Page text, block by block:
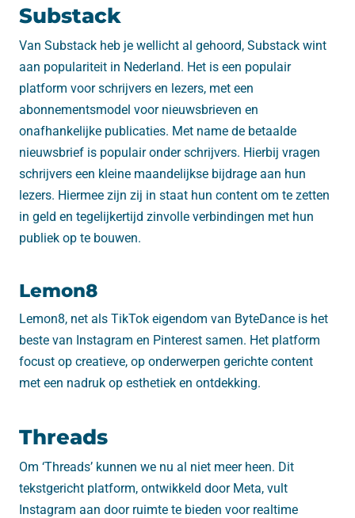
Substack
Van Substack heb je wellicht al gehoord, Substack wint
aan populariteit in Nederland. Het is een populair
platform voor schrijvers en lezers, met een
abonnementsmodel voor nieuwsbrieven en
onafhankelijke publicaties. Met name de betaalde
nieuwsbrief is populair onder schrijvers. Hierbij vragen
schrijvers een kleine maandelijkse bijdrage aan hun
lezers. Hiermee zijn zij in staat hun content om te zetten
in geld en tegelijkertijd zinvolle verbindingen met hun
publiek op te bouwen.
Lemon8
Lemon8, net als TikTok eigendom van ByteDance is het
beste van Instagram en Pinterest samen. Het platform
focust op creatieve, op onderwerpen gerichte content
met een nadruk op esthetiek en ontdekking.
Threads
Om ‘Threads’ kunnen we nu al niet meer heen. Dit
tekstgericht platform, ontwikkeld door Meta, vult
Instagram aan door ruimte te bieden voor realtime